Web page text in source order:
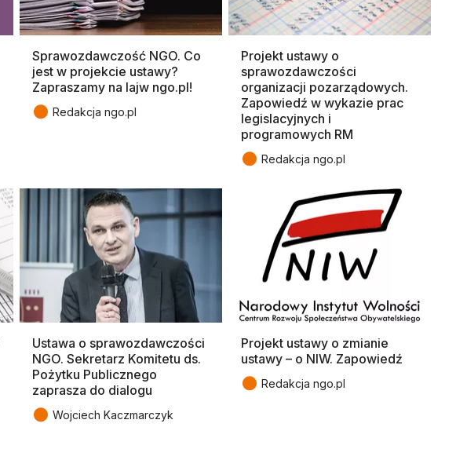
Sprawozdawczość NGO. Co
jest w projekcie ustawy?
Zapraszamy na lajw ngo.pl!
● Redakcja ngo.pl
Projekt ustawy o
sprawozdawczości
organizacji pozarządowych.
Zapowiedź w wykazie prac
legislacyjnych i
programowych RM
● Redakcja ngo.pl
Ustawa o sprawozdawczości
NGO. Sekretarz Komitetu ds.
Pożytku Publicznego
zaprasza do dialogu
● Wojciech Kaczmarczyk
Projekt ustawy o zmianie
ustawy – o NIW. Zapowiedź
● Redakcja ngo.pl